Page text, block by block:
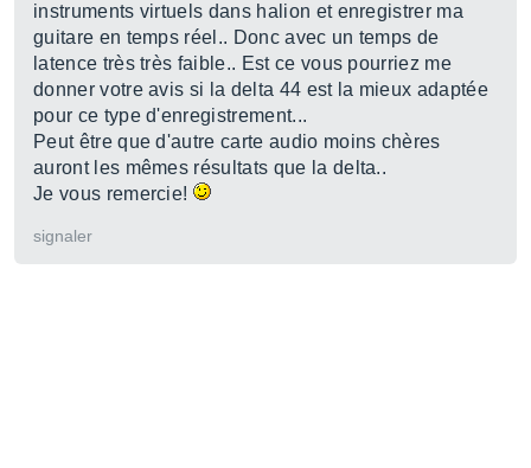
instruments virtuels dans halion et enregistrer ma
guitare en temps réel.. Donc avec un temps de
latence très très faible.. Est ce vous pourriez me
donner votre avis si la delta 44 est la mieux adaptée
pour ce type d'enregistrement...
Peut être que d'autre carte audio moins chères
auront les mêmes résultats que la delta..
Je vous remercie!
signaler